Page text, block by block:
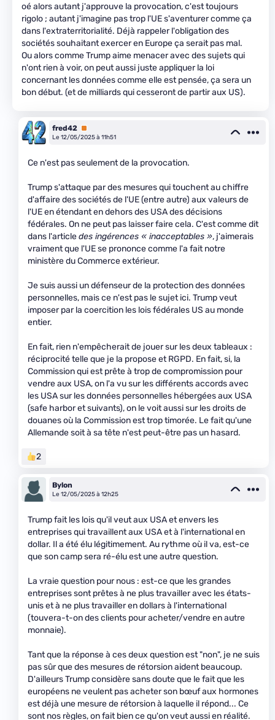
oé alors autant j'approuve la provocation, c'est toujours
rigolo ; autant j'imagine pas trop l'UE s'aventurer comme ça
dans l'extraterritorialité. Déjà rappeler l'obligation des
sociétés souhaitant exercer en Europe ça serait pas mal.
Ou alors comme Trump aime menacer avec des sujets qui
n'ont rien à voir, on peut aussi juste appliquer la loi
concernant les données comme elle est pensée, ça sera un
bon début. (et de milliards qui cesseront de partir aux US).
fred42 Premium
Le 12/05/2025 à 11h51
Ce n'est pas seulement de la provocation.
Trump s'attaque par des mesures qui touchent au chiffre
d'affaire des sociétés de l'UE (entre autre) aux valeurs de
l'UE en étendant en dehors des USA des décisions
fédérales. On ne peut pas laisser faire cela. C'est comme dit
dans l'articledes ingérences « inacceptables », j'aimerais
vraiment que l'UE se prononce comme l'a fait notre
ministère du Commerce extérieur.
Je suis aussi un défenseur de la protection des données
personnelles, mais ce n'est pas le sujet ici. Trump veut
imposer par la coercition les lois fédérales US au monde
entier.
En fait, rien n'empêcherait de jouer sur les deux tableaux :
réciprocité telle que je la propose et RGPD. En fait, si, la
Commission qui est prête à trop de compromission pour
vendre aux USA, on l'a vu sur les différents accords avec
les USA sur les données personnelles hébergées aux USA
(safe harbor et suivants), on le voit aussi sur les droits de
douanes où la Commission est trop timorée. Le fait qu'une
Allemande soit à sa tête n'est peut-être pas un hasard.
2
Bylon
Le 12/05/2025 à 12h25
Trump fait les lois qu'il veut aux USA et envers les
entreprises qui travaillent aux USA et à l'international en
dollar. Il a été élu légitimement. Au rythme où il va, est-ce
que son camp sera ré-élu est une autre question.
La vraie question pour nous : est-ce que les grandes
entreprises sont prêtes à ne plus travailler avec les états-
unis et à ne plus travailler en dollars à l'international
(touvera-t-on des clients pour acheter/vendre en autre
monnaie).
Tant que la réponse à ces deux question est "non", je ne suis
pas sûr que des mesures de rétorsion aident beaucoup.
D'ailleurs Trump considère sans doute que le fait que les
européens ne veulent pas acheter son bœuf aux hormones
est déjà une mesure de rétorsion à laquelle il répond... Ce
sont nos règles, on fait bien ce qu'on veut aussi en réalité.